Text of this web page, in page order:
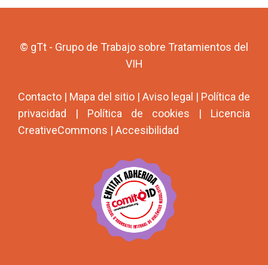
© gTt - Grupo de Trabajo sobre Tratamientos del
VIH
Contacto | Mapa del sitio | Aviso legal | Política de
privacidad | Política de cookies | Licencia
CreativeCommons | Accesibilidad